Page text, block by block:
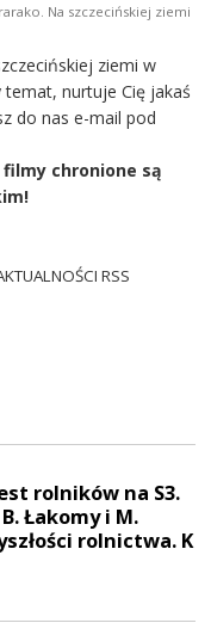
Na szczecińskiej ziemi
ziemi w
nurtuje Cię jakaś
do nas e-mail pod
chronione są
RSS
rolników na S3.
Łakomy i M.
rolnictwa. K